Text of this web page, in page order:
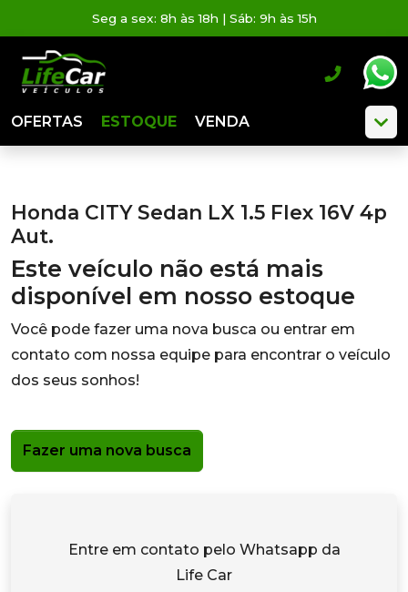
Seg a sex: 8h às 18h | Sáb: 9h às 15h
OFERTAS ESTOQUE VENDA
Honda CITY Sedan LX 1.5 Flex 16V 4p
Aut.
Este veículo não está mais
disponível em nosso estoque
Você pode fazer uma nova busca ou entrar em
contato com nossa equipe para encontrar o veículo
dos seus sonhos!
Fazer uma nova busca
Entre em contato pelo Whatsapp da
Life Car